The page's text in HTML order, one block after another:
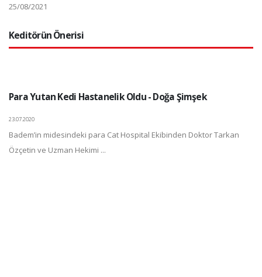
25/08/2021
Keditörün Önerisi
Para Yutan Kedi Hastanelik Oldu - Doğa Şimşek
23.07.2020
Badem’in midesindeki para Cat Hospital Ekibinden Doktor Tarkan
Özçetin ve Uzman Hekimi ...